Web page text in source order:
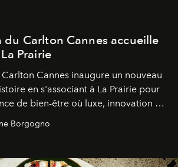
du Carlton Cannes accueille
Prairie
Cannes inaugure un nouveau
en s'associant à La Prairie pour
de bien-être où luxe, innovation et
Borgogno